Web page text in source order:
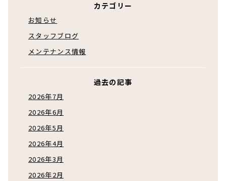
カテゴリー
お知らせ
スタッフブログ
メンテナンス情報
過去の記事
2026年7月
2026年6月
2026年5月
2026年4月
2026年3月
2026年2月